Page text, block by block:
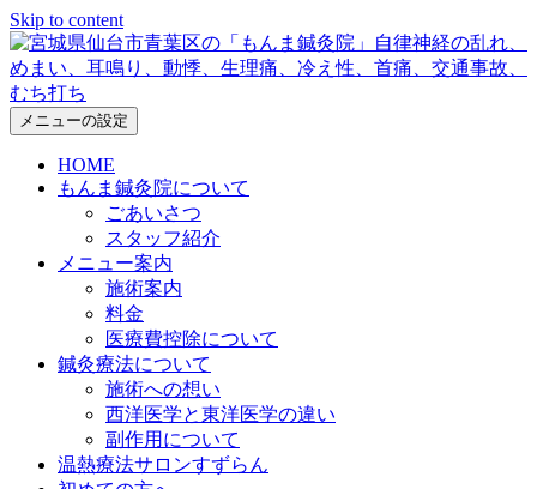
Skip to content
メニューの設定
HOME
もんま鍼灸院について
ごあいさつ
スタッフ紹介
メニュー案内
施術案内
料金
医療費控除について
鍼灸療法について
施術への想い
西洋医学と東洋医学の違い
副作用について
温熱療法サロンすずらん